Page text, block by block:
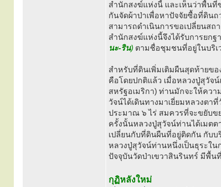
สำนักสงฆ์แห่งนี้ และเห็นว่าพื้น
กันจัดผ้าป่าเพื่อหาปัจจัยซื้อที่ดินถ
สามารถดำเนินการขอเปลี่ยนสถ
สำนักสงฆ์แห่งนี้จึงได้รับการยก
นะ-ริน) ตามชื่อชุมชนที่อยู่ในบริ
สำหรับที่ดินเพิ่มเติมผืนสุดท้ายข
คือโดยปกติแล้ว เมื่อหลวงปู่สุวัจ
สหรัฐอเมริกา) ท่านมักจะให้ควา
วัจน์ได้เดินทางมาเยี่ยมหลวงต
ประมาณ ๖ ไร่ สมควรที่จะขยับข
ครั้งนั้นหลวงปู่สุวัจน์ท่านได้เมต
เปลี่ยนกับที่ดินผืนที่อยู่ติดกัน กับบ
หลวงปู่สุวัจน์ท่านหนึ่งเป็นธุระใน
ปัจจุบันวัดป่าเขวาสินรินทร์ มีพื้น
กุฏิหลังใหม่